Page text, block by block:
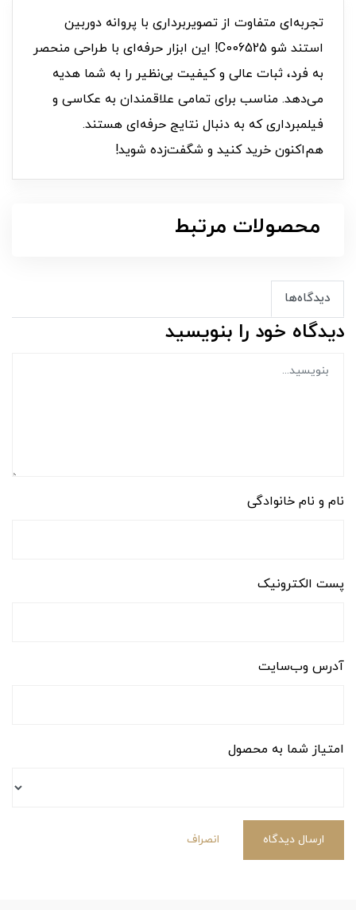
تجربه‌ای متفاوت از تصویربرداری با پروانه دوربین
استند شو C006525! این ابزار حرفه‌ای با طراحی منحصر
به فرد، ثبات عالی و کیفیت بی‌نظیر را به شما هدیه
می‌دهد. مناسب برای تمامی علاقمندان به عکاسی و
فیلمبرداری که به دنبال نتایج حرفه‌ای هستند.
هم‌اکنون خرید کنید و شگفت‌زده شوید!
محصولات مرتبط
دیدگاه‌ها
دیدگاه خود را بنویسید
نام و نام خانوادگی
پست الکترونیک
آدرس وب‌سایت
امتیاز شما به محصول
ارسال دیدگاه انصراف